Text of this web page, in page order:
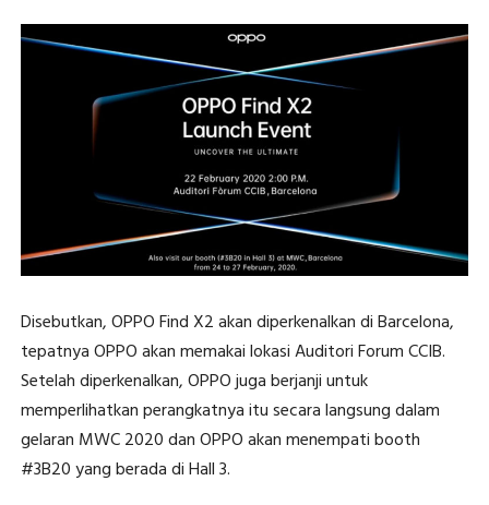
Disebutkan, OPPO Find X2 akan diperkenalkan di Barcelona,
tepatnya OPPO akan memakai lokasi Auditori Forum CCIB.
Setelah diperkenalkan, OPPO juga berjanji untuk
memperlihatkan perangkatnya itu secara langsung dalam
gelaran MWC 2020 dan OPPO akan menempati booth
#3B20 yang berada di Hall 3.